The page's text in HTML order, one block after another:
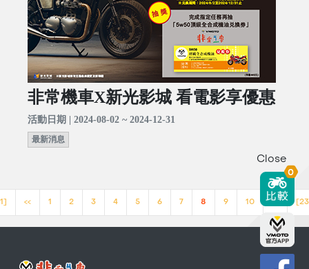
非常機車X新光影城 看電影享優惠
活動日期 | 2024-08-02 ~ 2024-12-31
最新消息
<< 1 2 3 4 5 6 7 8 9 10 >>
Close
0